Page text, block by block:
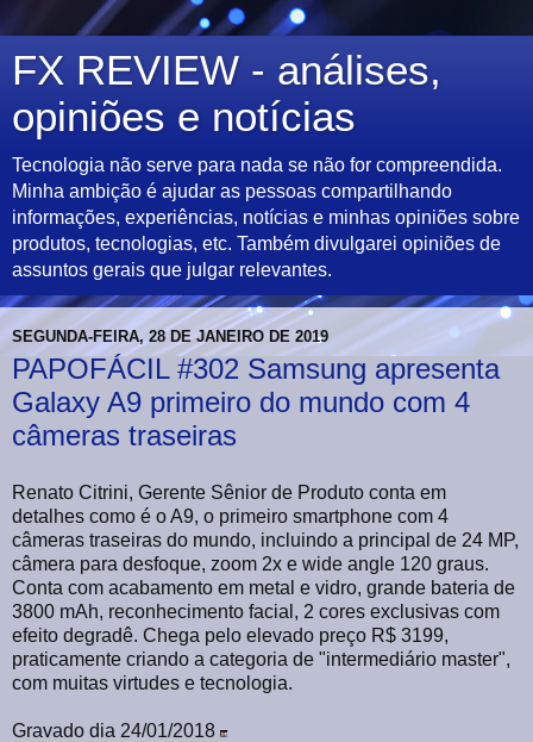
FX REVIEW - análises,
opiniões e notícias
Tecnologia não serve para nada se não for compreendida.
Minha ambição é ajudar as pessoas compartilhando
informações, experiências, notícias e minhas opiniões sobre
produtos, tecnologias, etc. Também divulgarei opiniões de
assuntos gerais que julgar relevantes.
SEGUNDA-FEIRA, 28 DE JANEIRO DE 2019
PAPOFÁCIL #302 Samsung apresenta
Galaxy A9 primeiro do mundo com 4
câmeras traseiras
Renato Citrini, Gerente Sênior de Produto conta em
detalhes como é o A9, o primeiro smartphone com 4
câmeras traseiras do mundo, incluindo a principal de 24 MP,
câmera para desfoque, zoom 2x e wide angle 120 graus.
Conta com acabamento em metal e vidro, grande bateria de
3800 mAh, reconhecimento facial, 2 cores exclusivas com
efeito degradê. Chega pelo elevado preço R$ 3199,
praticamente criando a categoria de "intermediário master",
com muitas virtudes e tecnologia.
Gravado dia 24/01/2018